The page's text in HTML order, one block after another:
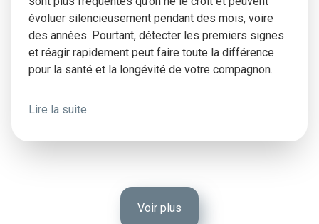
évoluer silencieusement pendant des mois, voire
des années. Pourtant, détecter les premiers signes
et réagir rapidement peut faire toute la différence
pour la santé et la longévité de votre compagnon.
Lire la suite
Voir plus